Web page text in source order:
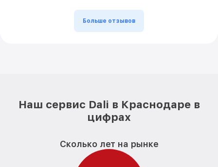
Больше отзывов
Наш сервис Dali в Краснодаре в
цифрах
Сколько лет на рынке